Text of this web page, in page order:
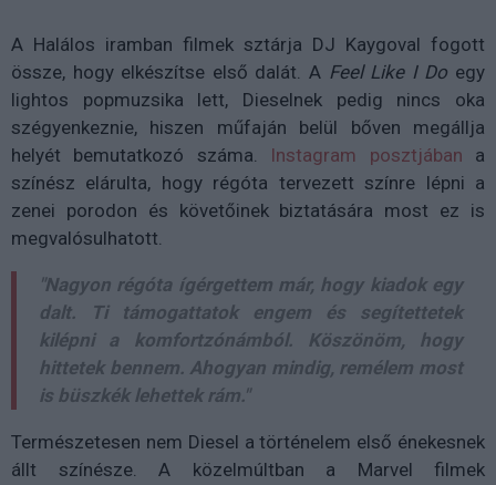
A Halálos iramban filmek sztárja DJ Kaygoval fogott
össze, hogy elkészítse első dalát. A Feel Like I Do egy
lightos popmuzsika lett, Dieselnek pedig nincs oka
szégyenkeznie, hiszen műfaján belül bőven megállja
helyét bemutatkozó száma. Instagram posztjában a
színész elárulta, hogy régóta tervezett színre lépni a
zenei porodon és követőinek biztatására most ez is
megvalósulhatott.
"Nagyon régóta ígérgettem már, hogy kiadok egy
dalt. Ti támogattatok engem és segítettetek
kilépni a komfortzónámból. Köszönöm, hogy
hittetek bennem. Ahogyan mindig, remélem most
is büszkék lehettek rám."
Természetesen nem Diesel a történelem első énekesnek
állt színésze. A közelmúltban a Marvel filmek